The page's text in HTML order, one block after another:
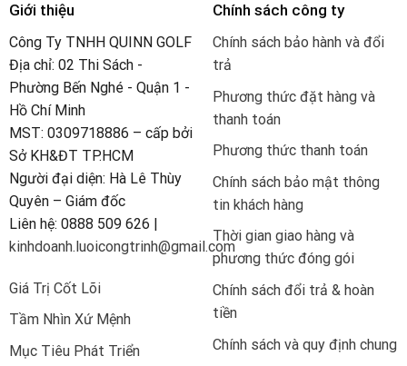
Giới thiệu
Công Ty TNHH QUINN GOLF
Địa chỉ: 02 Thi Sách -
Phường Bến Nghé - Quận 1 -
Hồ Chí Minh
MST: 0309718886 – cấp bởi
Sở KH&ĐT TP.HCM
Người đại diện: Hà Lê Thùy
Quyên – Giám đốc
Liên hệ: 0888 509 626 |
kinhdoanh.luoicongtrinh@gmail.com
Giá Trị Cốt Lõi
Tầm Nhìn Xứ Mệnh
Mục Tiêu Phát Triển
Chính sách công ty
Chính sách bảo hành và đổi
trả
Phương thức đặt hàng và
thanh toán
Phương thức thanh toán
Chính sách bảo mật thông
tin khách hàng
Thời gian giao hàng và
phương thức đóng gói
Chính sách đổi trả & hoàn
tiền
Chính sách và quy định chung